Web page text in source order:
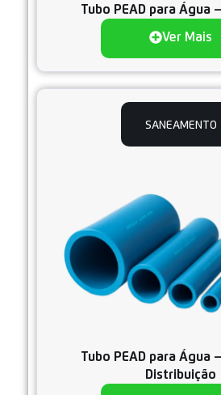
Tubo PEAD para Água
Ver Mais
SANEAMENTO
Tubo PEAD para Água
Distribuição